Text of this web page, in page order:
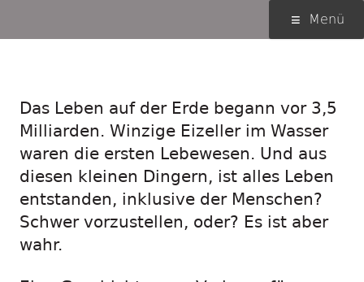
Menü
Menü
Das Leben auf der Erde begann vor 3,5
Milliarden. Winzige Eizeller im Wasser
waren die ersten Lebewesen. Und aus
diesen kleinen Dingern, ist alles Leben
entstanden, inklusive der Menschen?
Schwer vorzustellen, oder? Es ist aber
wahr.